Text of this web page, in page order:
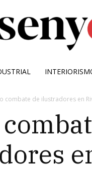
combate de ilustradores en